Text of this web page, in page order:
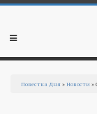
Перейти к основному
Мобильное
Повестка Дня »Новости »